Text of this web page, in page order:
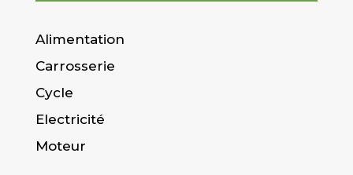
Alimentation
Carrosserie
Cycle
Electricité
Moteur